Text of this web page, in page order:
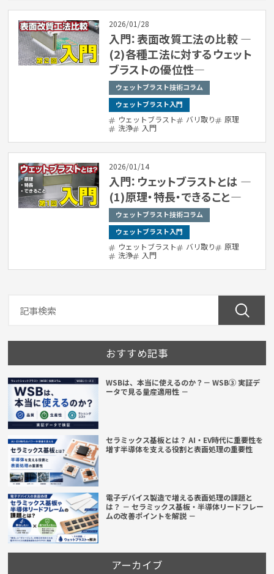
2026/01/28
入門：表面改質工法の比較 ―
(2)各種工法に対するウェット
ブラストの優位性―
ウェットブラスト技術コラム
ウェットブラスト入門
ウェットブラスト バリ取り
原理
洗浄
入門
2026/01/14
入門：ウェットブラストとは ―
(1)原理・特長・できること―
ウェットブラスト技術コラム
ウェットブラスト入門
ウェットブラスト バリ取り
原理
洗浄
入門
おすすめ記事
WSBは、本当に使えるのか？－ WSB③ 実証デ
ータで見る量産適用性 －
セラミックス基板とは？ AI・EV時代に重要性を
増す半導体を支える役割と表面処理の重要性
電子デバイス製造で増える表面処理の課題と
は？ － セラミックス基板・半導体リードフレー
ムの改善ポイントを解説 －
アーカイブ